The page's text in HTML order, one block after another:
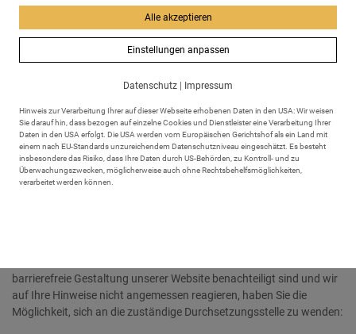
Email:info@scheidegg.de
Fax: +49 8381 89543
Evaluationsmethode
Die Bewertung der Barrierefreiheit unserer Website erfolgte durch
eineinterne Prüfungauf Basis gesetzlicher Vorgaben und
technischer Standards.
Erstellung dieser Erklärung zur Barrierefreiheit
Diese Erklärung wurde am
barrierefreie Gestaltung unserer Website benachteiligt sind und wir
auf Ihre Hinweise nicht angemessen reagieren, haben Sie die
Möglichkeit, sich an die zuständige Durchsetzungsstelle zu wenden:
Alle akzeptieren
Einstellungen anpassen
Datenschutz | Impressum
Hinweis zur Verarbeitung Ihrer auf dieser Webseite erhobenen Daten in den USA: Wir weisen
Sie darauf hin, dass bezogen auf einzelne Cookies und Dienstleister eine Verarbeitung Ihrer
Daten in den USA erfolgt. Die USA werden vom Europäischen Gerichtshof als ein Land mit
einem nach EU-Standards unzureichendem Datenschutzniveau eingeschätzt. Es besteht
insbesondere das Risiko, dass Ihre Daten durch US-Behörden, zu Kontroll- und zu
Überwachungszwecken, möglicherweise auch ohne Rechtsbehelfsmöglichkeiten,
verarbeitet werden können.